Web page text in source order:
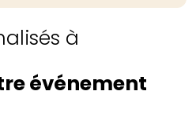
à
événement